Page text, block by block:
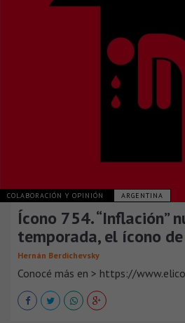
COLABORACIÓN Y OPINIÓN ARGENTINA
Ícono 754. “Inflación”
temporada, el ícono
Hernán Berdichevsky
Conocé más en > https://